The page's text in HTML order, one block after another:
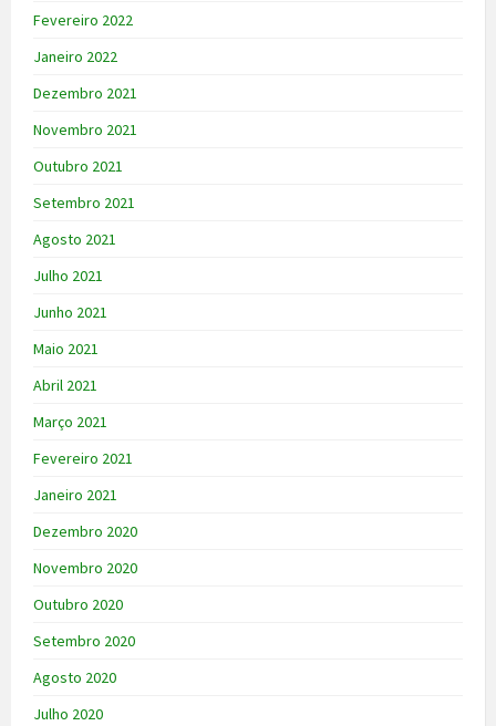
Fevereiro 2022
Janeiro 2022
Dezembro 2021
Novembro 2021
Outubro 2021
Setembro 2021
Agosto 2021
Julho 2021
Junho 2021
Maio 2021
Abril 2021
Março 2021
Fevereiro 2021
Janeiro 2021
Dezembro 2020
Novembro 2020
Outubro 2020
Setembro 2020
Agosto 2020
Julho 2020